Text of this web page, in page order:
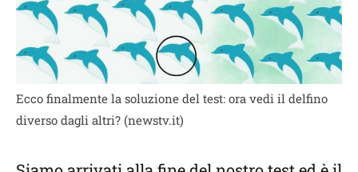
Ecco finalmente la soluzione del test: ora vedi il delfino
diverso dagli altri? (newstv.it)